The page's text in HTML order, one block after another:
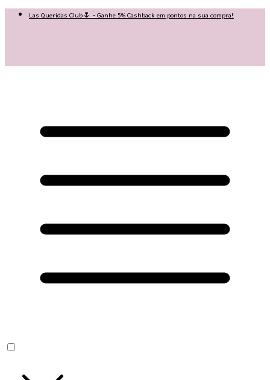
Las Queridas Club🌷 - Ganhe 5% Cashback em pontos na sua compra!